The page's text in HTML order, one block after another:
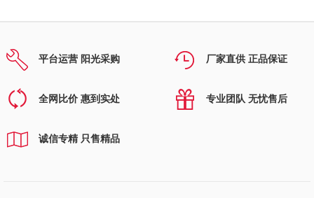
平台运营 阳光采购 厂家直供 正品保证
全网比价 惠到实处 专业团队 无忧售后
诚信专精 只售精品